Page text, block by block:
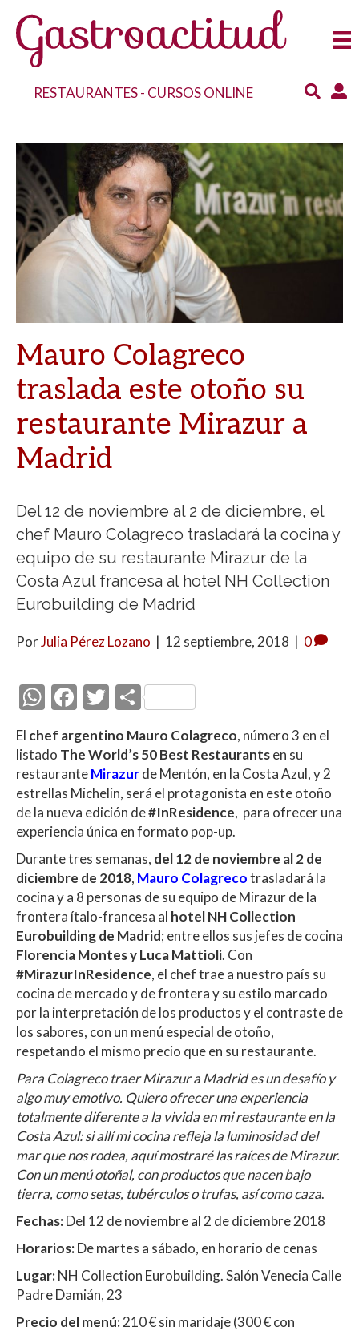
RESTAURANTES- CURSOS ONLINE
Mauro Colagreco
traslada este otoño su
restaurante Mirazur a
Madrid
Del 12 de noviembre al 2 de diciembre, el
chef Mauro Colagreco trasladará la cocina y
equipo de su restaurante Mirazur de la
Costa Azul francesa al hotel NH Collection
Eurobuilding de Madrid
PorJulia Pérez Lozano | 12 septiembre, 2018 | 0
W
h
at
s
A
p
p
F
ac
e
b
o
o
k
T
w
itt
er
C
m
p
ar
ti
r
El chef argentino Mauro Colagreco, número 3 en el
listado The World’s 50 Best Restaurantsen su
restauranteMirazurde Mentón, en la Costa Azul, y 2
estrellas Michelin, será el protagonista en este otoño
de la nueva edición de#InResidence, para ofrecer una
experiencia única en formato pop-up.
Durante tres semanas, del 12 de noviembre al 2 de
diciembre de 2018, Mauro Colagrecotrasladará la
cocina y a 8 personas de su equipo de Mirazur de la
frontera ítalo-francesa al hotel NH Collection
Eurobuilding de Madrid; entre ellos sus jefes de cocina
Florencia Montes y Luca Mattioli. Con
#MirazurInResidence, el chef trae a nuestro país su
cocina de mercado y de frontera y su estilo marcado
por la interpretación de los productos y el contraste de
los sabores, con un menú especial de otoño,
respetando el mismo precio que en su restaurante.
Para Colagreco traer Mirazur a Madrid es un desafío y
algo muy emotivo. Quiero ofrecer una experiencia
totalmente diferente a la vivida en mi restaurante en la
Costa Azul: si allí mi cocina refleja la luminosidad del
mar que nos rodea, aquí mostraré las raíces de Mirazur.
Con un menú otoñal, con productos que nacen bajo
tierra, como setas, tubérculos o trufas, así como caza.
Fechas:Del 12 de noviembre al 2 de diciembre 2018
Horarios:De martes a sábado, en horario de cenas
Lugar:NH Collection Eurobuilding. Salón Venecia Calle
Padre Damián, 23
Precio del menú:210 € sin maridaje (300 € con